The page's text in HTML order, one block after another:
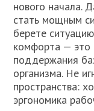
нового начала.
стать мощным
берете
комфорта — это
поддержания
организма. Не
пространства:
эргономика